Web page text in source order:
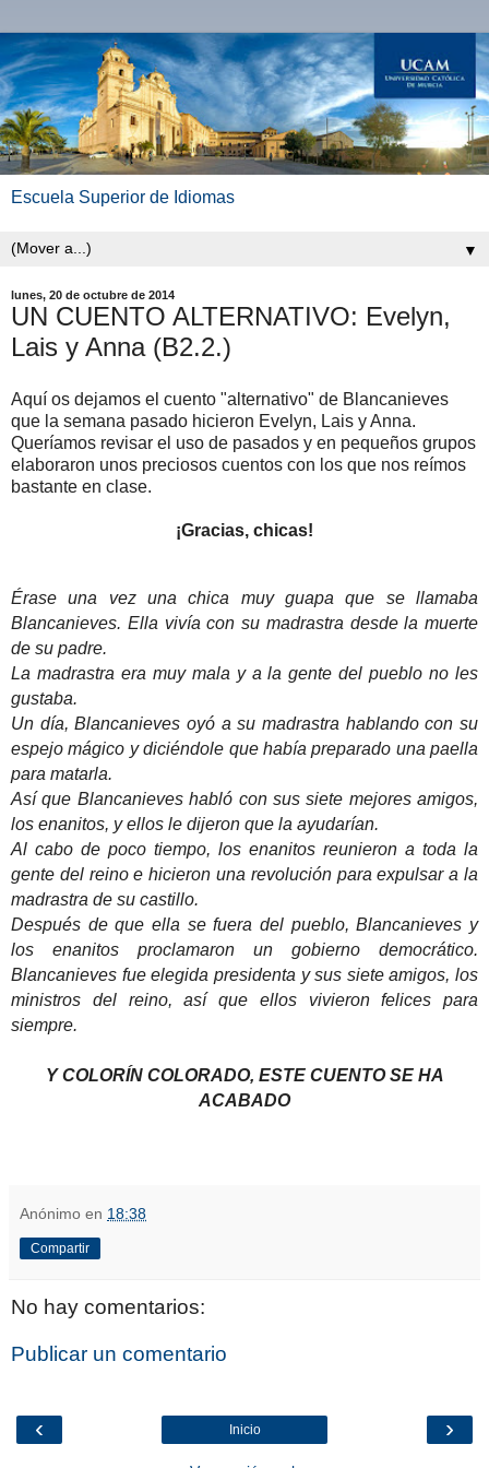
Escuela Superior de Idiomas
▼
lunes, 20 de octubre de 2014
UN CUENTO ALTERNATIVO: Evelyn,
Lais y Anna (B2.2.)
Aquí os dejamos el cuento "alternativo" de Blancanieves
que la semana pasado hicieron Evelyn, Lais y Anna.
Queríamos revisar el uso de pasados y en pequeños grupos
elaboraron unos preciosos cuentos con los que nos reímos
bastante en clase.
¡Gracias, chicas!
Érase una vez una chica muy guapa que se llamaba
Blancanieves. Ella vivía con su madrastra desde la muerte
de su padre.
La madrastra era muy mala y a la gente del pueblo no les
gustaba.
Un día, Blancanieves oyó a su madrastra hablando con su
espejo mágico y diciéndole que había preparado una paella
para matarla.
Así que Blancanieves habló con sus siete mejores amigos,
los enanitos, y ellos le dijeron que la ayudarían.
Al cabo de poco tiempo, los enanitos reunieron a toda la
gente del reino e hicieron una revolución para expulsar a la
madrastra de su castillo.
Después de que ella se fuera del pueblo, Blancanieves y
los enanitos proclamaron un gobierno democrático.
Blancanieves fue elegida presidenta y sus siete amigos, los
ministros del reino, así que ellos vivieron felices para
siempre.
Y COLORÍN COLORADO, ESTE CUENTO SE HA
ACABADO
Anónimo en 18:38
Compartir
No hay comentarios:
Publicar un comentario
‹ ›
Inicio